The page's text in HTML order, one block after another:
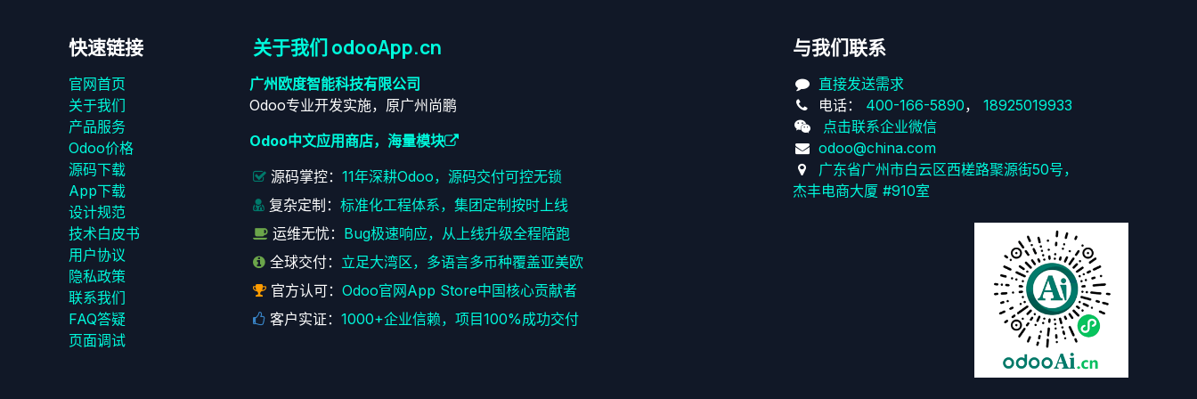
快速链接
官网首页
关于我们
产品服务
Odoo价格
源码下载
App下载
设计规范
技术白皮书
用户协议
‎隐私政策‎
联系我们
FAQ答疑
页面调试
关于我们 odooApp.cn
广州欧度智能科技有限公司
Odoo专业开发实施，原广州尚鹏
Odoo中文应用商店，海量模块
源码掌控：11年深耕Odoo，源码交付可控无锁
复杂定制：标准化工程体系，集团定制按时上线
运维无忧： Bug极速响应，从上线升级全程陪跑
全球交付： 立足大湾区，多语言多币种覆盖亚美欧
官方认可：Odoo官网App Store中国核心贡献者
客户实证：1000+企业信赖，项目100%成功交付
与我们联系
直接发送需求
电话： 400-166-5890， 18925019933
点击联系企业微信
odoo@china.com
广东省广州市白云区西槎路聚源街50号，
杰丰电商大厦 #910室